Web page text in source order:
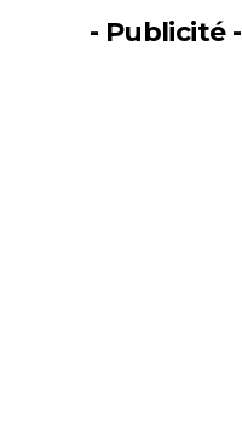
Statut / Organisation
- Publicité -